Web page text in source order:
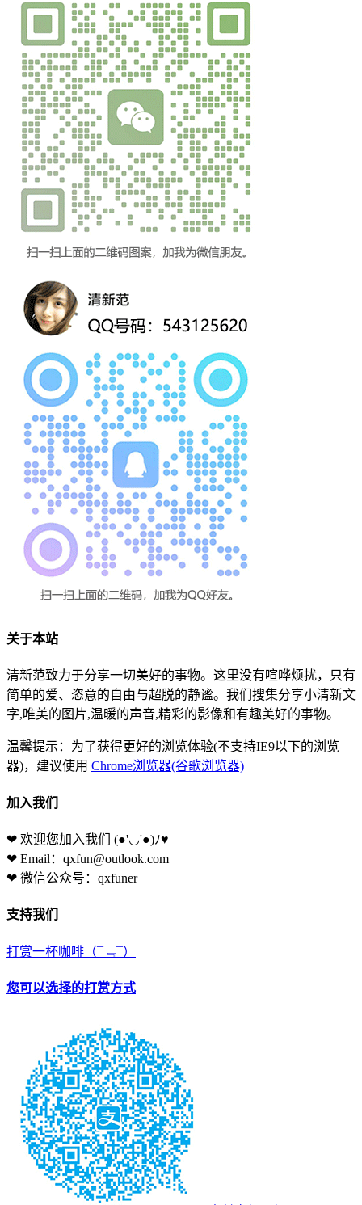
关于本站
清新范致力于分享一切美好的事物。这里没有喧哗烦扰，只有
简单的爱、恣意的自由与超脱的静谧。我们搜集分享小清新文
字,唯美的图片,温暖的声音,精彩的影像和有趣美好的事物。
温馨提示：为了获得更好的浏览体验(不支持IE9以下的浏览
器)，建议使用 Chrome浏览器(谷歌浏览器)
加入我们
❤ 欢迎您加入我们 (●'◡'●)ﾉ♥
❤ Email：qxfun@outlook.com
❤ 微信公众号：qxfuner
支持我们
打赏一杯咖啡 （¯﹃¯）
您可以选择的打赏方式